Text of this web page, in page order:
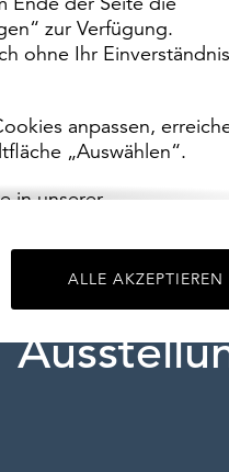
zur Verfügung.
ohne Ihr Einverständnis
anpassen,
„Auswählen“.
in unserer
ALLE AKZEPTIEREN
MUSEUMSPORTAL